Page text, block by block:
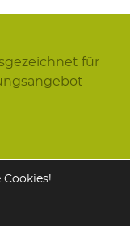
für